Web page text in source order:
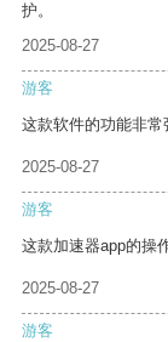
护。
2025-08-27
游客
这款软件的功能非常
2025-08-27
游客
这款加速器app的操
2025-08-27
游客